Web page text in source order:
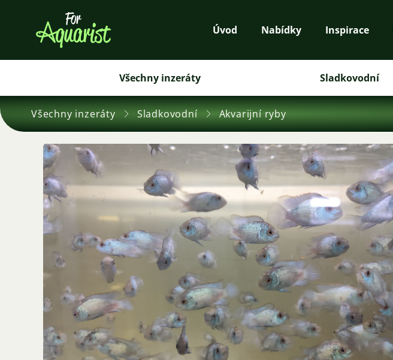
Úvod Nabídky Inspirace
Všechny inzeráty Sladkovodní
Všechny inzeráty Sladkovodní Akvarijní ryby